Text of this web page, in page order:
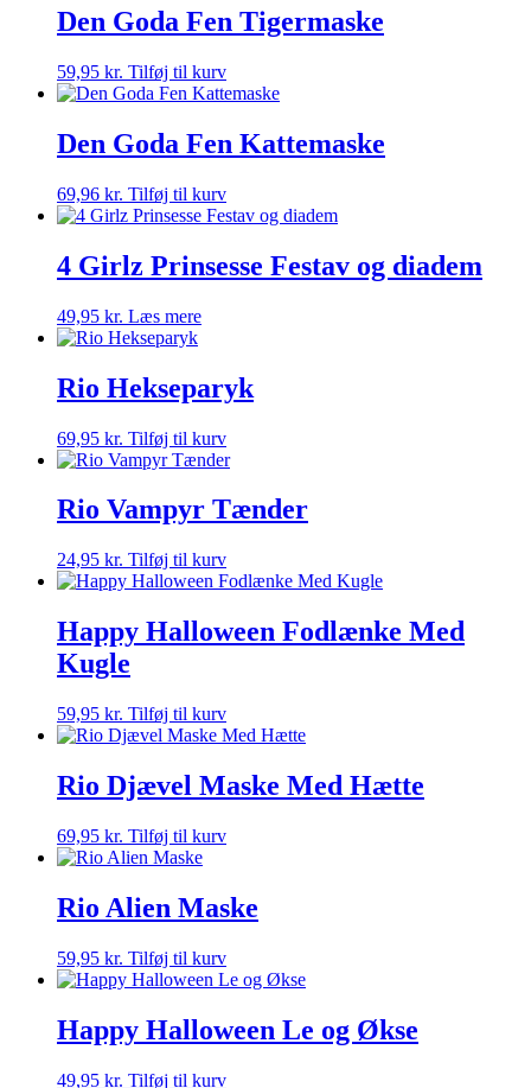
Den Goda Fen Tigermaske
59,95 kr. Tilføj til kurv
Den Goda Fen Kattemaske
69,96 kr. Tilføj til kurv
4 Girlz Prinsesse Festav og diadem
49,95 kr. Læs mere
Rio Hekseparyk
69,95 kr. Tilføj til kurv
Rio Vampyr Tænder
24,95 kr. Tilføj til kurv
Happy Halloween Fodlænke Med
Kugle
59,95 kr. Tilføj til kurv
Rio Djævel Maske Med Hætte
69,95 kr. Tilføj til kurv
Rio Alien Maske
59,95 kr. Tilføj til kurv
Happy Halloween Le og Økse
49,95 kr. Tilføj til kurv